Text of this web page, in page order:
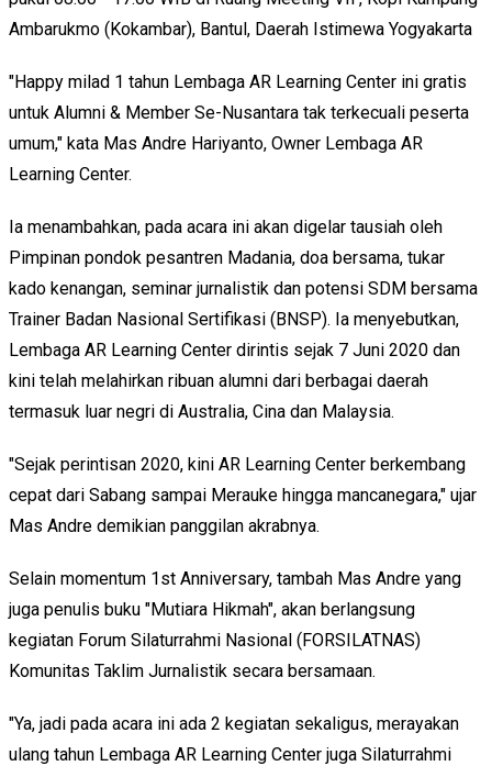
Ambarukmo (Kokambar), Bantul, Daerah Istimewa Yogyakarta
"Happy milad 1 tahun Lembaga AR Learning Center ini gratis
untuk Alumni & Member Se-Nusantara tak terkecuali peserta
umum," kata Mas Andre Hariyanto, Owner Lembaga AR
Learning Center.
Ia menambahkan, pada acara ini akan digelar tausiah oleh
Pimpinan pondok pesantren Madania, doa bersama, tukar
kado kenangan, seminar jurnalistik dan potensi SDM bersama
Trainer Badan Nasional Sertifikasi (BNSP). Ia menyebutkan,
Lembaga AR Learning Center dirintis sejak 7 Juni 2020 dan
kini telah melahirkan ribuan alumni dari berbagai daerah
termasuk luar negri di Australia, Cina dan Malaysia.
"Sejak perintisan 2020, kini AR Learning Center berkembang
cepat dari Sabang sampai Merauke hingga mancanegara," ujar
Mas Andre demikian panggilan akrabnya.
Selain momentum 1st Anniversary, tambah Mas Andre yang
juga penulis buku "Mutiara Hikmah", akan berlangsung
kegiatan Forum Silaturrahmi Nasional (FORSILATNAS)
Komunitas Taklim Jurnalistik secara bersamaan.
"Ya, jadi pada acara ini ada 2 kegiatan sekaligus, merayakan
ulang tahun Lembaga AR Learning Center juga Silaturrahmi